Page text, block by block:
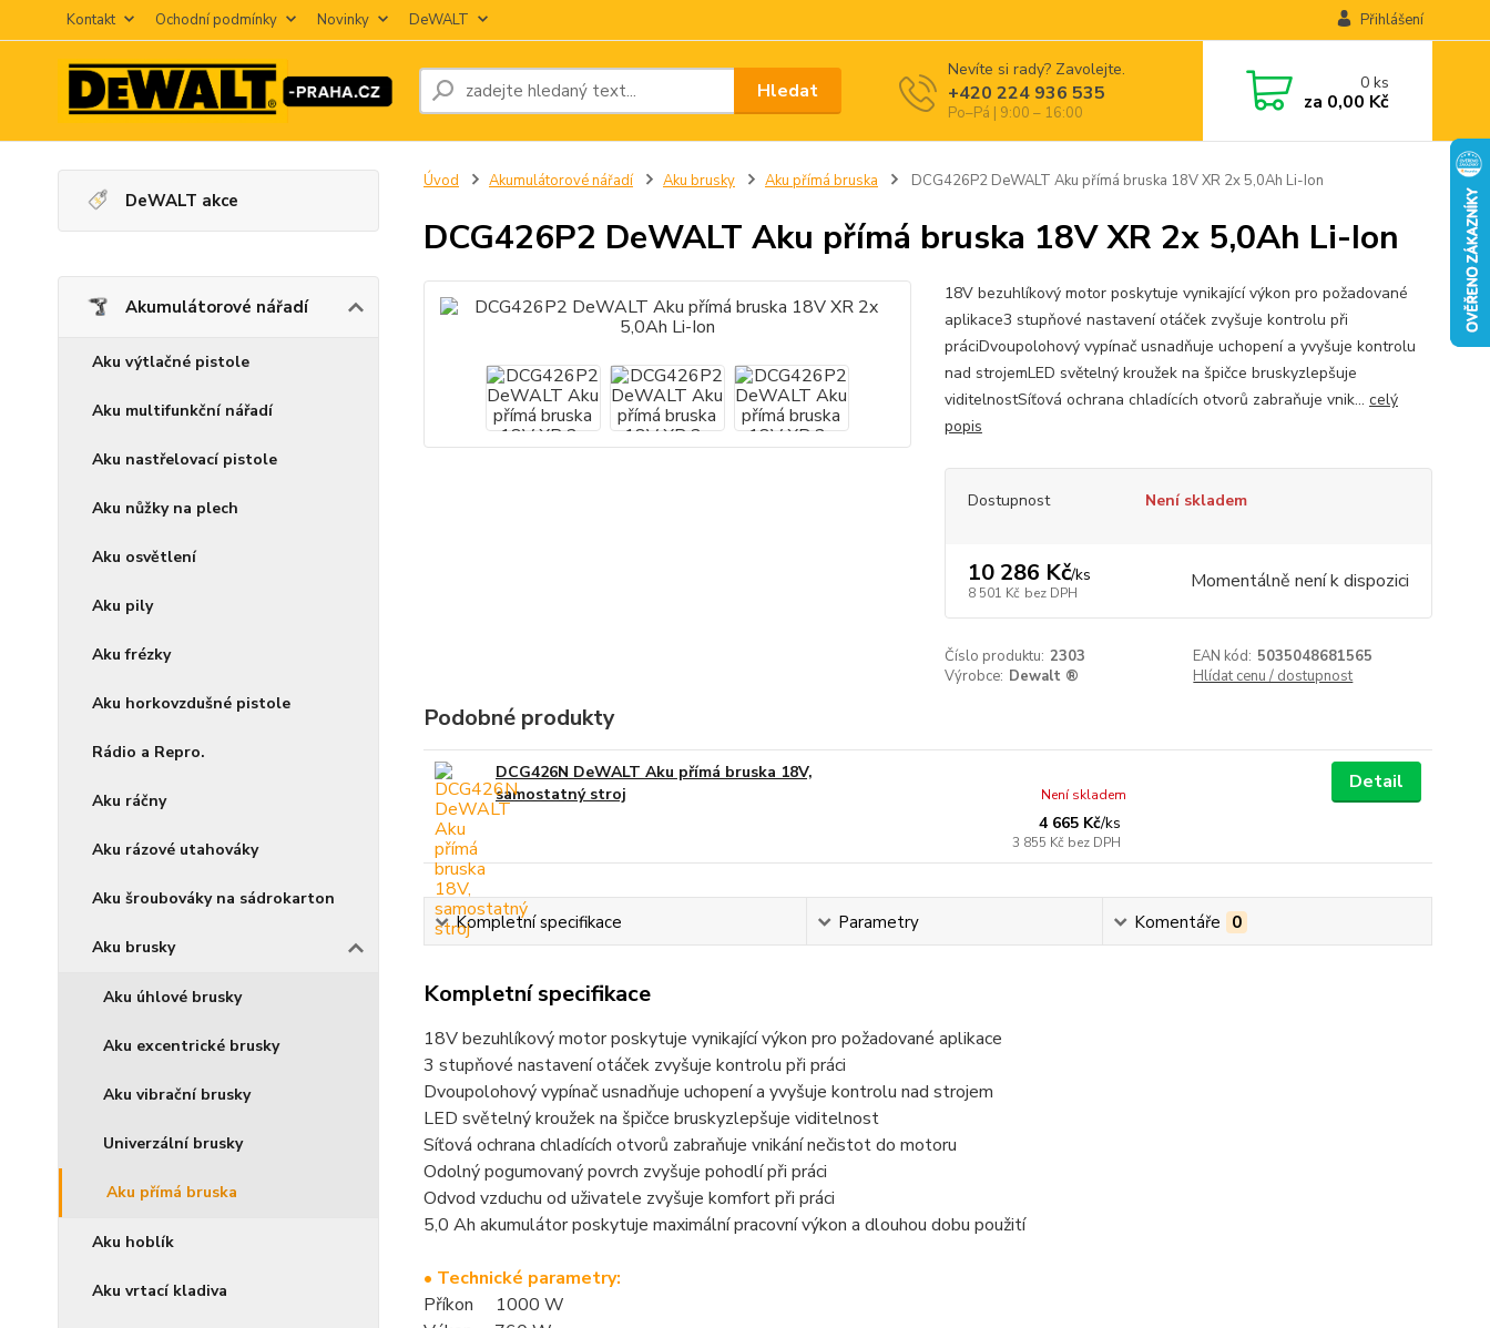
Kontakt Ochodní podmínky Novinky DeWALT Přihlášení
Hledat
Nevíte si rady? Zavolejte.
+420 224 936 535
Po–Pá | 9:00 – 16:00
0ks
za 0,00 Kč
DeWALT akce
Akumulátorové nářadí
Aku výtlačné pistole
Aku multifunkční nářadí
Aku nastřelovací pistole
Aku nůžky na plech
Aku osvětlení
Aku pily
Aku frézky
Aku horkovzdušné pistole
Rádio a Repro.
Aku ráčny
Aku rázové utahováky
Aku šroubováky na sádrokarton
Aku brusky
Aku úhlové brusky
Aku excentrické brusky
Aku vibrační brusky
Univerzální brusky
Aku přímá bruska
Aku hoblík
Aku vrtací kladiva
Úvod Akumulátorové nářadí Aku brusky Aku přímá bruska DCG426P2 DeWALT Aku přímá bruska 18V XR 2x 5,0Ah Li-Ion
DCG426P2 DeWALT Aku přímá bruska 18V XR 2x 5,0Ah Li-Ion
18V bezuhlíkový motor poskytuje vynikající výkon pro požadované
aplikace3 stupňové nastavení otáček zvyšuje kontrolu při
práciDvoupolohový vypínač usnadňuje uchopení a yvyšuje kontrolu
nad strojemLED světelný kroužek na špičce bruskyzlepšuje
viditelnostSíťová ochrana chladících otvorů zabraňuje vnik... celý
popis
Dostupnost Není skladem
10 286 Kč/ks
8 501 Kč bez DPH Momentálně není k dispozici
Číslo produktu: 2303 EAN kód: 5035048681565
Výrobce: Dewalt ® Hlídat cenu / dostupnost
Podobné produkty
DCG426N DeWALT Aku přímá bruska 18V,
samostatný stroj
4 665 Kč/ks
3 855 Kč bez DPH
Není skladem
Detail
Kompletní specifikace Parametry Komentáře 0
Kompletní specifikace
18V bezuhlíkový motor poskytuje vynikající výkon pro požadované aplikace
3 stupňové nastavení otáček zvyšuje kontrolu při práci
Dvoupolohový vypínač usnadňuje uchopení a yvyšuje kontrolu nad strojem
LED světelný kroužek na špičce bruskyzlepšuje viditelnost
Síťová ochrana chladících otvorů zabraňuje vnikání nečistot do motoru
Odolný pogumovaný povrch zvyšuje pohodlí při práci
Odvod vzduchu od uživatele zvyšuje komfort při práci
5,0 Ah akumulátor poskytuje maximální pracovní výkon a dlouhou dobu použití
• Technické parametry:
Příkon 1000 W